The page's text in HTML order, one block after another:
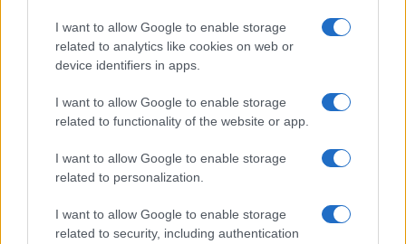
I want to allow Google to enable storage
related to analytics like cookies on web or
device identifiers in apps.
I want to allow Google to enable storage
related to functionality of the website or app.
I want to allow Google to enable storage
related to personalization.
I want to allow Google to enable storage
related to security, including authentication
της Ζωής μας
Οι άνθρωποι, οι αυθεντικές ιστορίες,